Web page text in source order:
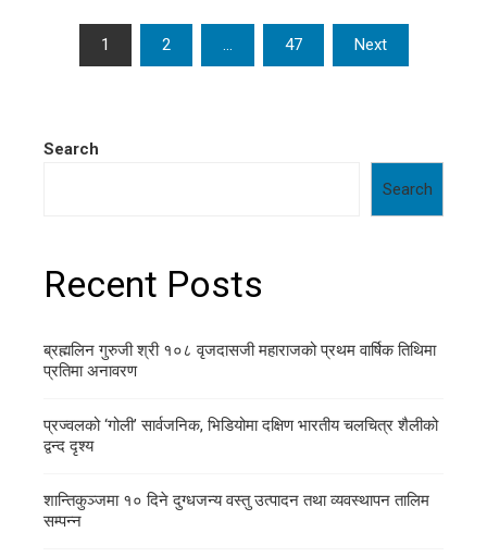
Posts
1 2 … 47 Next
Search
Search
Recent Posts
ब्रह्मलिन गुरुजी श्री १०८ वृजदासजी महाराजको प्रथम वार्षिक तिथिमा
प्रतिमा अनावरण
प्रज्वलको ‘गोली’ सार्वजनिक, भिडियोमा दक्षिण भारतीय चलचित्र शैलीको
द्वन्द दृश्य
शान्तिकुञ्जमा १० दिने दुग्धजन्य वस्तु उत्पादन तथा व्यवस्थापन तालिम
सम्पन्न